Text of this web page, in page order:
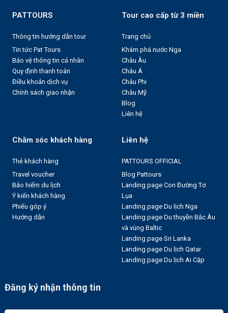
PATTOURS
Thông tin hướng dẫn tour
Tin tức Pat Tours
Bảo vệ thông tin cá nhân
Quy định thanh toán
Điều khoản dịch vụ
Chính sách giao nhận
Tour cao cấp từ 3 miền
Trang chủ
Khám phá nước Nga
Châu Âu
Châu Á
Châu Phi
Châu Mỹ
Blog
Liên hệ
Chăm sóc khách hàng
Thẻ khách hàng
Travel voucher
Bảo hiểm du lịch
Ý kiến khách hàng
Phiếu góp ý
Hướng dẫn
Liên hệ
PATTOURS OFFICIAL
Blog Pattours
Landing page Con Đường Tơ
Lụa
Landing page Du lịch Nga
Landing page Du thuyền Bắc Âu
và vùng Baltic
Landing page Sri Lanka
Landing page Du lịch Qatar
Landing page Du lịch Ai Cập
Đăng ký nhận thông tin